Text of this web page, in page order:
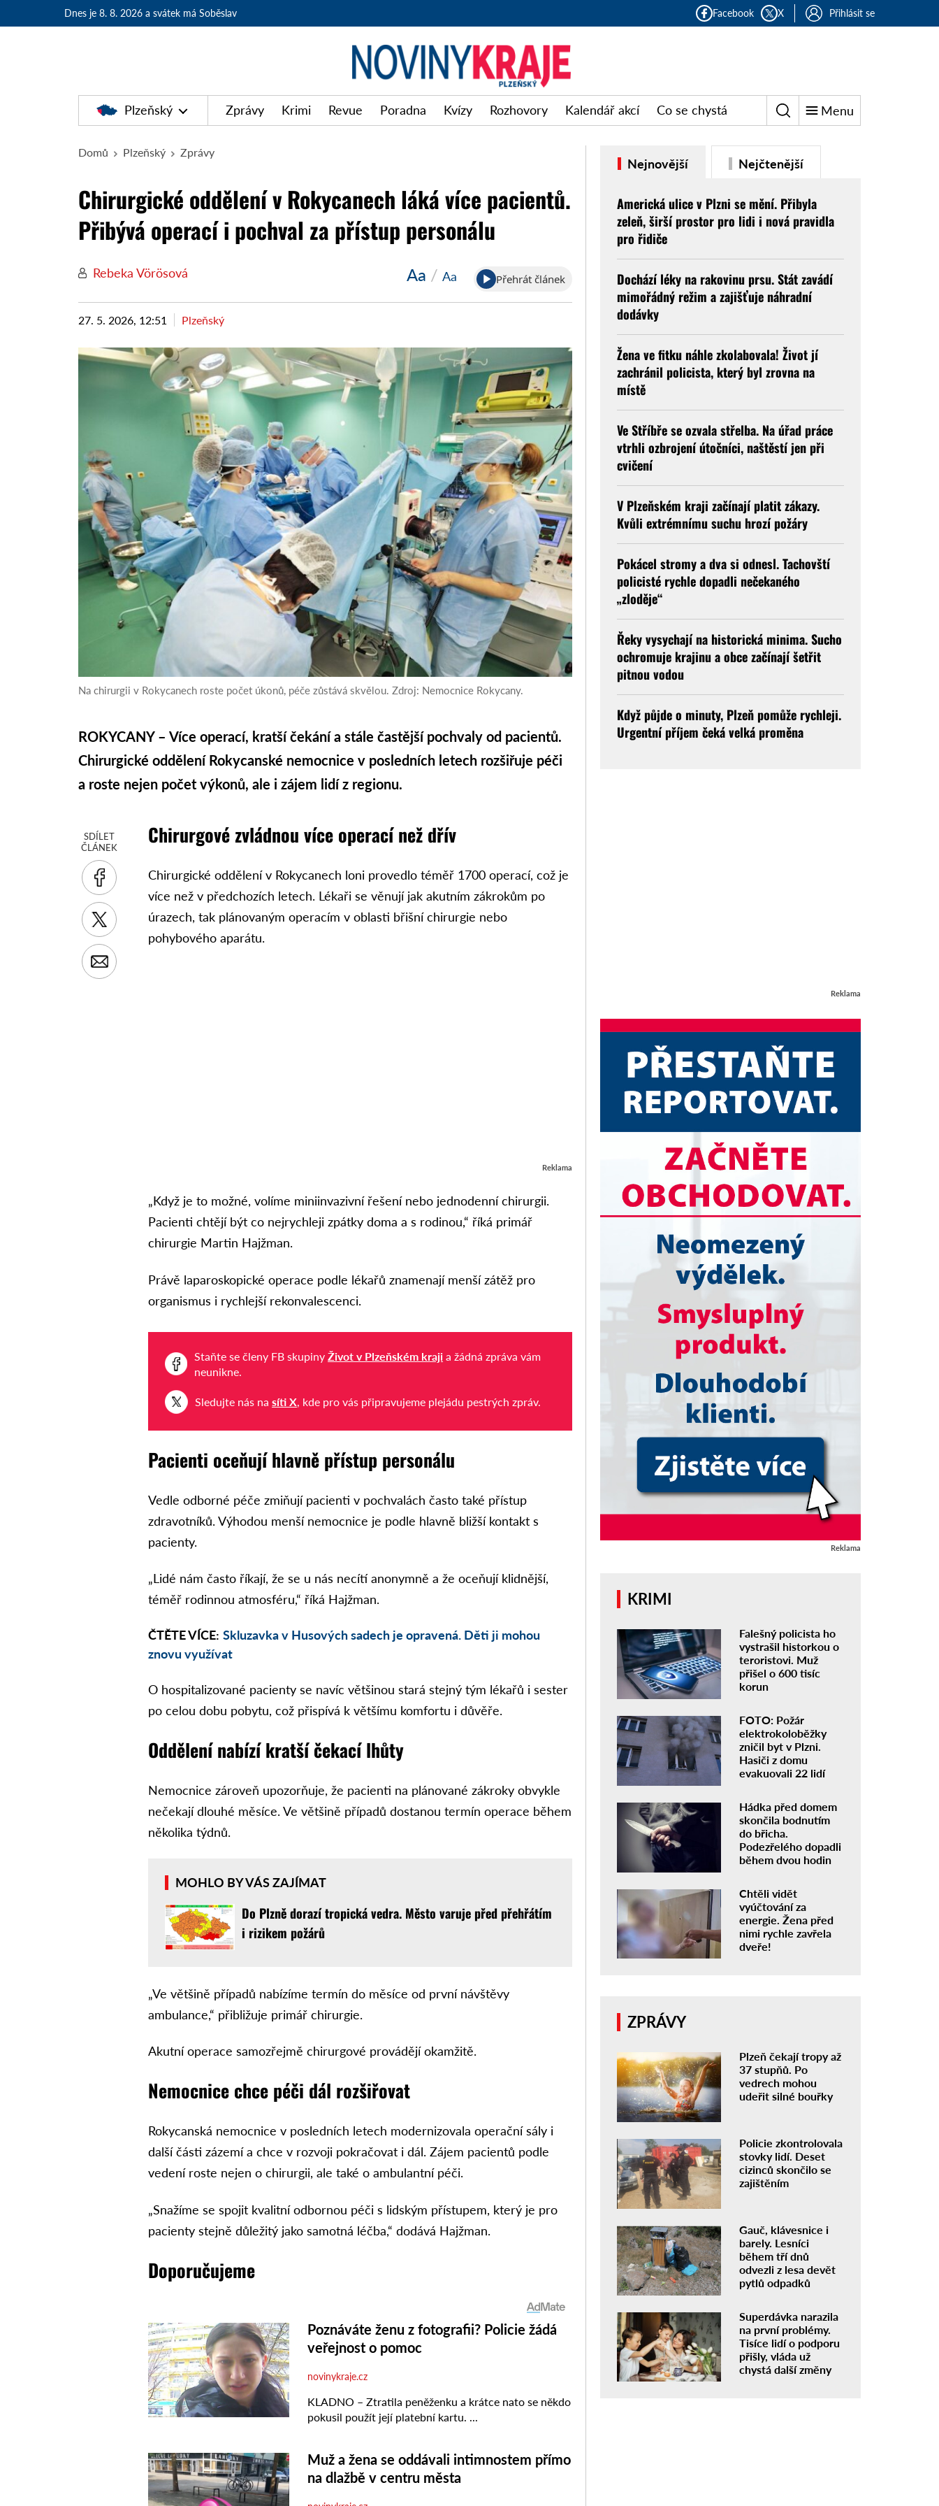
Dnes je 8. 8. 2026 a svátek má Soběslav Facebook X Přihlásit se
Plzeňský Zprávy Krimi Revue Poradna Kvízy Rozhovory Kalendář akcí Co se chystá Menu
Domů Plzeňský Zprávy
Chirurgické oddělení v Rokycanech láká více pacientů.
Přibývá operací i pochval za přístup personálu
Rebeka Vörösová Aa / Aa Přehrát článek
27. 5. 2026, 12:51 Plzeňský
Na chirurgii v Rokycanech roste počet úkonů, péče zůstává skvělou. Zdroj: Nemocnice Rokycany.
ROKYCANY – Více operací, kratší čekání a stále častější pochvaly od pacientů.
Chirurgické oddělení Rokycanské nemocnice v posledních letech rozšiřuje péči
a roste nejen počet výkonů, ale i zájem lidí z regionu.
SDÍLET
ČLÁNEK
Chirurgové zvládnou více operací než dřív
Chirurgické oddělení v Rokycanech loni provedlo téměř 1700 operací, což je
více než v předchozích letech. Lékaři se věnují jak akutním zákrokům po
úrazech, tak plánovaným operacím v oblasti břišní chirurgie nebo
pohybového aparátu.
Reklama
„Když je to možné, volíme miniinvazivní řešení nebo jednodenní chirurgii.
Pacienti chtějí být co nejrychleji zpátky doma a s rodinou,“ říká primář
chirurgie Martin Hajžman.
Právě laparoskopické operace podle lékařů znamenají menší zátěž pro
organismus i rychlejší rekonvalescenci.
Staňte se členy FB skupinyŽivot v Plzeňském kraji a žádná zpráva vám
neunikne.
Sledujte nás nasíti X , kde pro vás připravujeme plejádu pestrých zpráv.
Pacienti oceňují hlavně přístup personálu
Vedle odborné péče zmiňují pacienti v pochvalách často také přístup
zdravotníků. Výhodou menší nemocnice je podle hlavně bližší kontakt s
pacienty.
„Lidé nám často říkají, že se u nás necítí anonymně a že oceňují klidnější,
téměř rodinnou atmosféru,“ říká Hajžman.
ČTĚTE VÍCE: Skluzavka v Husových sadech je opravená. Děti ji mohou
znovu využívat
O hospitalizované pacienty se navíc většinou stará stejný tým lékařů i sester
po celou dobu pobytu, což přispívá k většímu komfortu i důvěře.
Oddělení nabízí kratší čekací lhůty
Nemocnice zároveň upozorňuje, že pacienti na plánované zákroky obvykle
nečekají dlouhé měsíce. Ve většině případů dostanou termín operace během
několika týdnů.
MOHLO BY VÁS ZAJÍMAT
Do Plzně dorazí tropická vedra. Město varuje před přehřátím
i rizikem požárů
„Ve většině případů nabízíme termín do měsíce od první návštěvy
ambulance,“ přibližuje primář chirurgie.
Akutní operace samozřejmě chirurgové provádějí okamžitě.
Nemocnice chce péči dál rozšiřovat
Rokycanská nemocnice v posledních letech modernizovala operační sály i
další části zázemí a chce v rozvoji pokračovat i dál. Zájem pacientů podle
vedení roste nejen o chirurgii, ale také o ambulantní péči.
„Snažíme se spojit kvalitní odbornou péči s lidským přístupem, který je pro
pacienty stejně důležitý jako samotná léčba,“ dodává Hajžman.
Doporučujeme
Nejnovější Nejčtenější
Americká ulice v Plzni se mění. Přibyla
zeleň, širší prostor pro lidi i nová pravidla
pro řidiče
Dochází léky na rakovinu prsu. Stát zavádí
mimořádný režim a zajišťuje náhradní
dodávky
Žena ve fitku náhle zkolabovala! Život jí
zachránil policista, který byl zrovna na
místě
Ve Stříbře se ozvala střelba. Na úřad práce
vtrhli ozbrojení útočníci, naštěstí jen při
cvičení
V Plzeňském kraji začínají platit zákazy.
Kvůli extrémnímu suchu hrozí požáry
Pokácel stromy a dva si odnesl. Tachovští
policisté rychle dopadli nečekaného
„zloděje“
Řeky vysychají na historická minima. Sucho
ochromuje krajinu a obce začínají šetřit
pitnou vodou
Když půjde o minuty, Plzeň pomůže rychleji.
Urgentní příjem čeká velká proměna
Reklama
Reklama
KRIMI
Falešný policista ho
vystrašil historkou o
teroristovi. Muž
přišel o 600 tisíc
korun
FOTO: Požár
elektrokoloběžky
zničil byt v Plzni.
Hasiči z domu
evakuovali 22 lidí
Hádka před domem
skončila bodnutím
do břicha.
Podezřelého dopadli
během dvou hodin
Chtěli vidět
vyúčtování za
energie. Žena před
nimi rychle zavřela
dveře!
ZPRÁVY
Plzeň čekají tropy až
37 stupňů. Po
vedrech mohou
udeřit silné bouřky
Policie zkontrolovala
stovky lidí. Deset
cizinců skončilo se
zajištěním
Gauč, klávesnice i
barely. Lesníci
během tří dnů
odvezli z lesa devět
pytlů odpadků
Superdávka narazila
na první problémy.
Tisíce lidí o podporu
přišly, vláda už
chystá další změny